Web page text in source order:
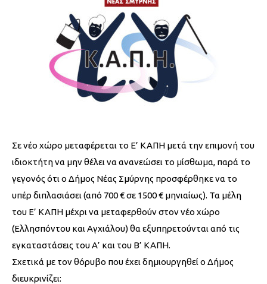
Σε νέο χώρο μεταφέρεται το Ε’ ΚΑΠΗ μετά την επιμονή του
ιδιοκτήτη να μην θέλει να ανανεώσει το μίσθωμα, παρά το
γεγονός ότι ο Δήμος Νέας Σμύρνης προσφέρθηκε να το
υπέρ διπλασιάσει (από 700 € σε 1500 € μηνιαίως). Τα μέλη
του Ε’ ΚΑΠΗ μέχρι να μεταφερθούν στον νέο χώρο
(Ελλησπόντου και Αγχιάλου) θα εξυπηρετούνται από τις
εγκαταστάσεις του Α’ και του Β’ ΚΑΠΗ.
Σχετικά με τον θόρυβο που έχει δημιουργηθεί ο Δήμος
διευκρινίζει: